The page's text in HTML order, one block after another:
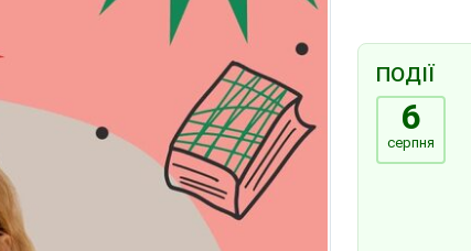
ПОДІЇ
6
серпня